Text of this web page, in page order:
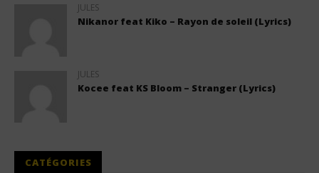
JULES
Nikanor feat Kiko – Rayon de soleil (Lyrics)
JULES
Kocee feat KS Bloom – Stranger (Lyrics)
CATÉGORIES